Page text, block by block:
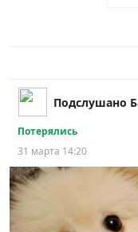
Подслушано
Потерялись
31 марта 14:20